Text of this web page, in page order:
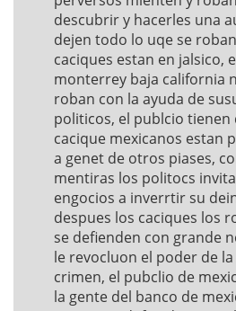
descubrir y hacerles una
dejen todo lo uqe se
caciques estan en jalsico,
monterrey baja california
roban con la ayuda de
politicos, el publcio tienen
cacique mexicanos estan
a genet de otros piases,
mentiras los politocs
engocios a inverrtir su
despues los caciques los
se defienden con grande
le revocluon el poder de
crimen, el pubclio de
la gente del banco de